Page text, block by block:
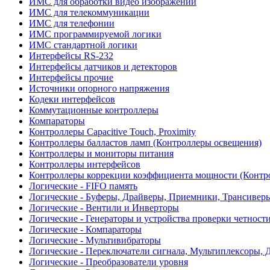
ИМС для телекоммуникации
ИМС для телефонии
ИМС программируемой логики
ИМС стандартной логики
Интерфейсы RS-232
Интерфейсы датчиков и детекторов
Интерфейсы прочие
Источники опорного напряжения
Кодеки интерфейсов
Коммутационные контроллеры
Компараторы
Контроллеры Capacitive Touch, Proximity
Контроллеры балластов ламп (Контроллеры освещения)
Контроллеры и мониторы питания
Контроллеры интерфейсов
Контроллеры коррекции коэффициента мощности
Логические - FIFO память
Логические - Буферы, Драйверы, Приемники,
Логические - Вентили и Инверторы
Логические - Генераторы и устройства проверки четности
Логические - Компараторы
Логические - Мультивибраторы
Логические - Переключатели сигнала, Мультиплексоры,
Логические - Преобразователи уровня